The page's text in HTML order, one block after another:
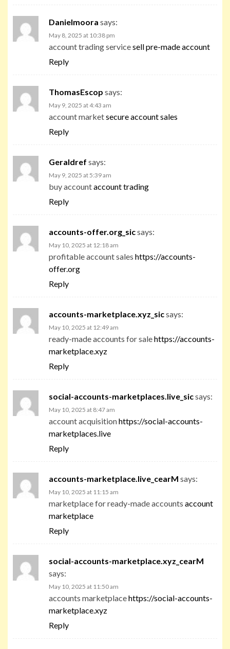
Danielmoora says:
May 8, 2025 at 10:38 pm
account trading servicesell pre-made account
Reply
ThomasEscop says:
May 9, 2025 at 4:43 am
account marketsecure account sales
Reply
Geraldref says:
May 9, 2025 at 5:39 am
buy accountaccount trading
Reply
accounts-offer.org_sicsays:
May 10, 2025 at 12:18 am
profitable account sales https://accounts-
offer.org
Reply
accounts-marketplace.xyz_sicsays:
May 10, 2025 at 12:49 am
ready-made accounts for salehttps://accounts-
marketplace.xyz
Reply
social-accounts-marketplaces.live_sicsays:
May 10, 2025 at 8:47 am
account acquisitionhttps://social-accounts-
marketplaces.live
Reply
accounts-marketplace.live_cearM says:
May 10, 2025 at 11:15 am
marketplace for ready-made accounts account
marketplace
Reply
social-accounts-marketplace.xyz_cearM
says:
May 10, 2025 at 11:50 am
accounts marketplacehttps://social-accounts-
marketplace.xyz
Reply